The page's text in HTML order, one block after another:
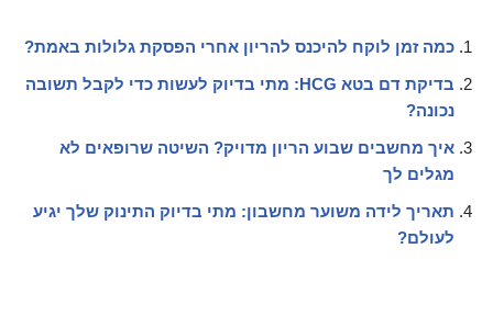
כמה זמן לוקח להיכנס להריון אחרי הפסקת גלולות באמת?
בדיקת דם בטא HCG: מתי בדיוק לעשות כדי לקבל תשובה
נכונה?
איך מחשבים שבוע הריון מדויק? השיטה שרופאים לא
מגלים לך
תאריך לידה משוער מחשבון: מתי בדיוק התינוק שלך יגיע
לעולם?